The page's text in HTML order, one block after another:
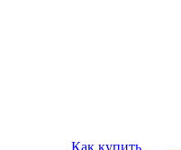
Как купить